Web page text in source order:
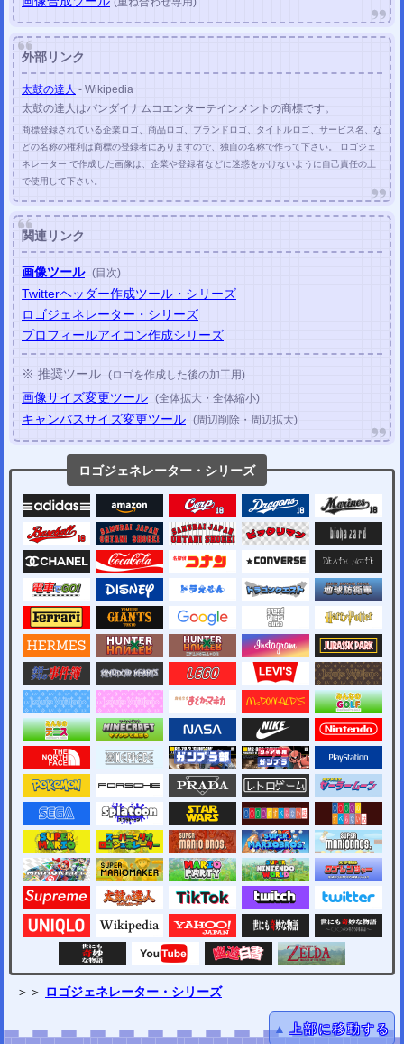
外部リンク
太鼓の達人 - Wikipedia
太鼓の達人はバンダイナムコエンターテインメントの商標です。
商標登録されている企業ロゴ、商品ロゴ、ブランドロゴ、タイトルロゴ、サービス名、な
どの名称の権利は商標の登録者にありますので、独自の名称で作って下さい。 ロゴジェ
ネレーター で作成した画像は、企業や登録者などに迷惑をかけないように自己責任の上
で使用して下さい。
関連リンク
画像ツール (目次)
Twitterヘッダー作成ツール・シリーズ
ロゴジェネレーター・シリーズ
プロフィールアイコン作成シリーズ
※ 推奨ツール (ロゴを作成した後の加工用)
画像サイズ変更ツール (全体拡大・全体縮小)
キャンバスサイズ変更ツール (周辺削除・周辺拡大)
ロゴジェネレーター・シリーズ
＞＞ ロゴジェネレーター・シリーズ
▲ 上部に移動する